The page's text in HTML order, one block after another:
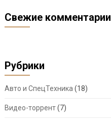
Свежие комментарии
Рубрики
Авто и СпецТехника (18)
Видео-торрент(7)